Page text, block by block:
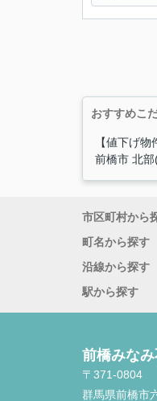
おすすめこ
【値下げ
前橋市 北
市区町村から
町名から探す
沿線から探す
駅から探す
前橋みな
〒371-0804
群馬県前橋市